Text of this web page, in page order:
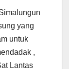
yang
untuk
,
Lantas